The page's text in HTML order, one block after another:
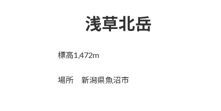
浅草北岳
標高1,472m
場所 新潟県魚沼市